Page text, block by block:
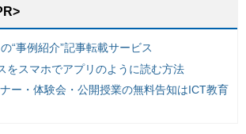
“事例紹介”記事転載サービス
をスマホでアプリのように読む方法
ー・体験会・公開授業の無料告知はICT教育